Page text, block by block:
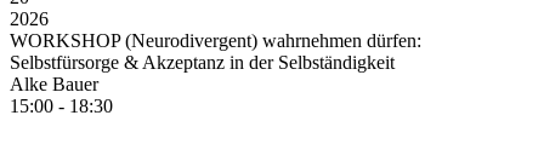
2026
WORKSHOP (Neurodivergent) wahrnehmen dürfen:
Selbstfürsorge & Akzeptanz in der Selbständigkeit
Alke Bauer
15:00 - 18:30